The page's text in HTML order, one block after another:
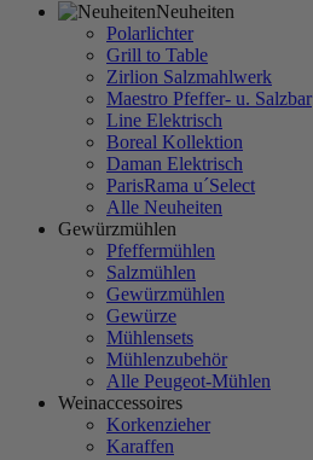
Neuheiten
Polarlichter
Grill to Table
Zirlion Salzmahlwerk
Maestro Pfeffer- u. Salzbar
Line Elektrisch
Boreal Kollektion
Daman Elektrisch
ParisRama u´Select
Alle Neuheiten
Gewürzmühlen
Pfeffermühlen
Salzmühlen
Gewürzmühlen
Gewürze
Mühlensets
Mühlenzubehör
Alle Peugeot-Mühlen
Weinaccessoires
Korkenzieher
Karaffen